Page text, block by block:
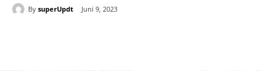
By superUpdt Juni 9, 2023